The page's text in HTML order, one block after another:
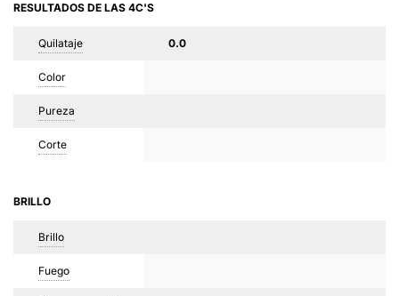
RESULTADOS DE LAS 4C'S
Quilataje 0.0
Color
Pureza
Corte
BRILLO
Brillo
Fuego